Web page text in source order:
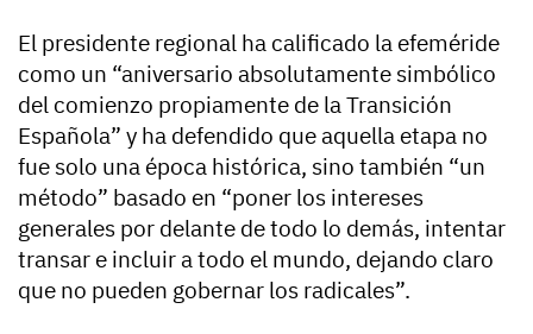
El presidente regional ha calificado la efeméride
como un “aniversario absolutamente simbólico
del comienzo propiamente de la Transición
Española” y ha defendido que aquella etapa no
fue solo una época histórica, sino también “un
método” basado en “poner los intereses
generales por delante de todo lo demás, intentar
transar e incluir a todo el mundo, dejando claro
que no pueden gobernar los radicales”.